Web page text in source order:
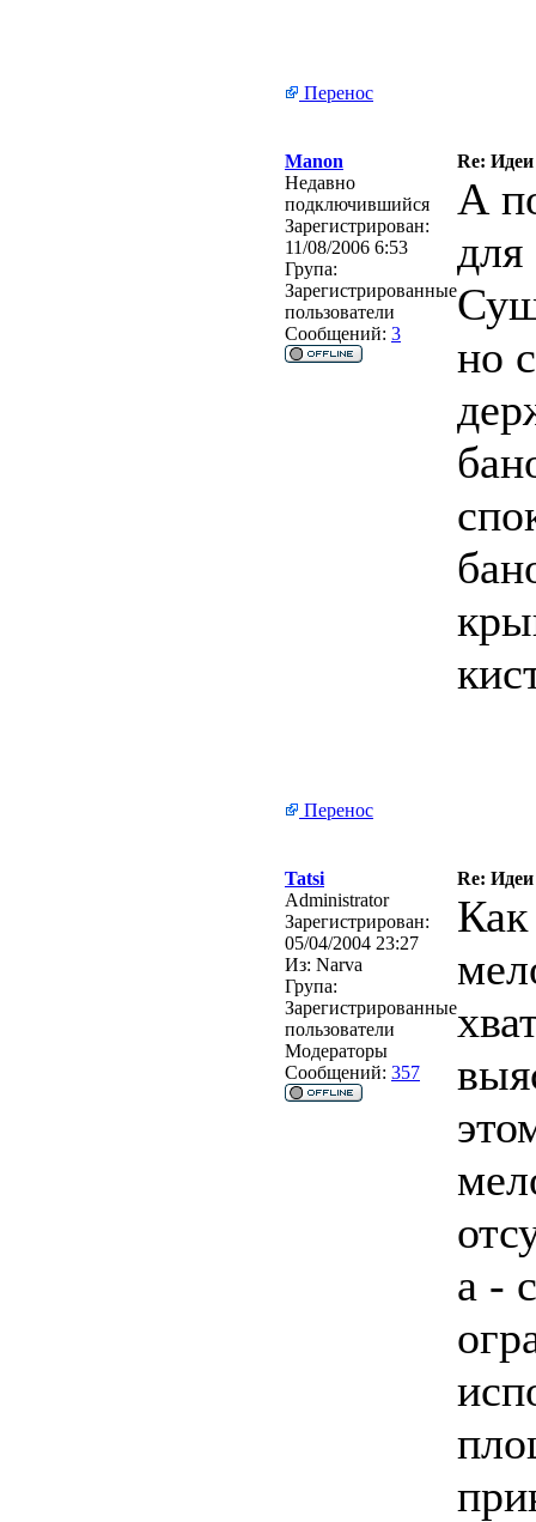
Перенос
Manon
Re:
Недавно
подключившийся
Зарегистрирован:
11/08/2006 6:53
Група:
Зарегистрированные
пользователи
Сообщений: 3
А
для
но
Перенос
Tatsi
Re:
Administrator
Зарегистрирован:
05/04/2004 23:27
Из: Narva
Група:
Зарегистрированные
пользователи
Модераторы
Сообщений: 357
а -